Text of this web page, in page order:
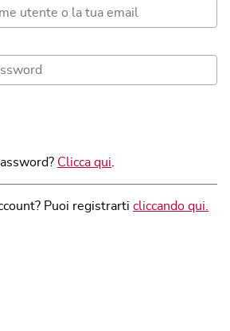
Clicca qui
Puoi registrarti cliccando qui.